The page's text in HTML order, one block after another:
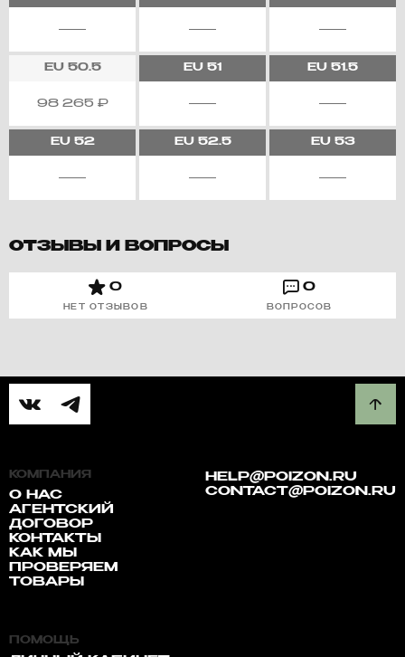
EU50.5
98 265 ₽
EU 51 EU 51.5
EU52 EU52.5 EU53
ОТЗЫВЫ И ВОПРОСЫ
0
НЕТ ОТЗЫВОВ
0
ВОПРОСОВ
КОМПАНИЯ
О НАС
АГЕНТСКИЙ
ДОГОВОР
КОНТАКТЫ
КАК МЫ
ПРОВЕРЯЕМ
ТОВАРЫ
HELP@POIZON.RU
CONTACT@POIZON.RU
ПОМОЩЬ